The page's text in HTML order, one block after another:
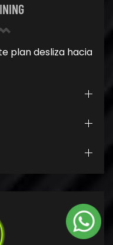
plan desliza hacia